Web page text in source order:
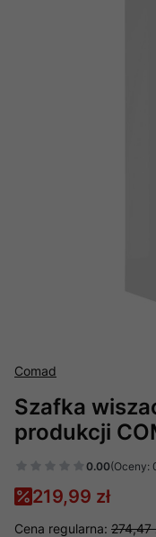
Comad
Szafka
produkcji
0.00(Oceny:
219,99 zł
Cena regularna: 274,47